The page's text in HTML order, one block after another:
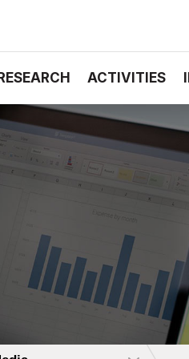
RESEARCH ACTIVITIES